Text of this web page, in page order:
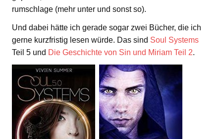
rumschlage (mehr unter und sonst so).
Und dabei hätte ich gerade sogar zwei Bücher, die ich
gerne kurzfristig lesen würde. Das sind Soul Systems
Teil 5 und Die Geschichte von Sin und Miriam Teil 2.